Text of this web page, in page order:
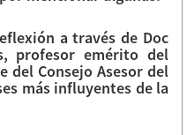
a través de Doc
profesor emérito del
del Consejo Asesor del
más influyentes de la